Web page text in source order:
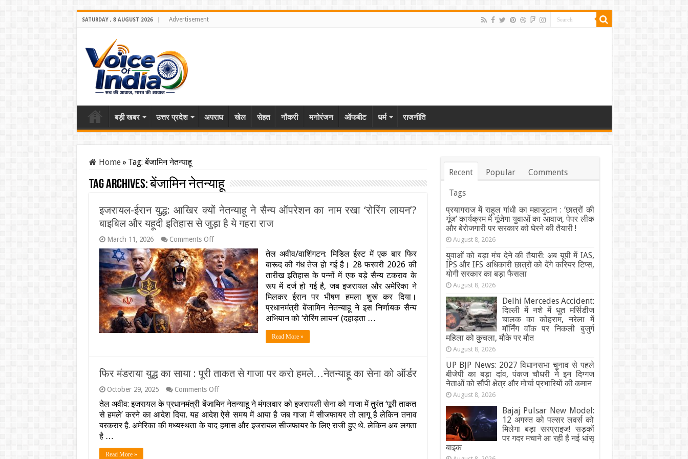
SATURDAY , 8 AUGUST 2026 Advertisement
बड़ी खबर उत्तर प्रदेश अपराध खेल सेहत नौकरी मनोरंजन ऑफबीट धर्म राजनीति
Home» Tag:बेंजामिन नेतन्याहू
Tag Archives:बेंजामिन नेतन्याहू
इजरायल-ईरान युद्ध: आखिर क्यों नेतन्याहू ने सैन्य ऑपरेशन का नाम रखा ‘रोरिंग लायन’?
बाइबिल और यहूदी इतिहास से जुड़ा है ये गहरा राज
March 11, 2026 Comments Offon
इजरायल-
ईरान
युद्ध:
आखिर
क्यों
नेतन्याहू
ने
सैन्य
ऑपरेशन
का
नाम
बाइबिल
और
यहूदी
से
जुड़ा
ये
तेल अवीव/वाशिंगटन: मिडिल ईस्ट में एक बार फिर
बारूद की गंध तेज हो गई है। 28 फरवरी 2026 की
तारीख इतिहास के पन्नों में एक बड़े सैन्य टकराव के
रूप में दर्ज हो गई है, जब इजरायल और अमेरिका ने
मिलकर ईरान पर भीषण हमला शुरू कर दिया।
प्रधानमंत्री बेंजामिन नेतन्याहू ने इस निर्णायक सैन्य
अभियान को ‘रोरिंग लायन’ (दहाड़ता …
Read More »
फिर मंडराया युद्ध का साया : पूरी ताकत से गाजा पर करो हमले…नेतन्‍याहू का सेना को ऑर्डर
October 29, 2025 Comments Offon
मंडराया
युद्ध
का
तेल अवीव: इजरायल के प्रधानमंत्री बेंजामिन नेतन्याहू ने मंगलवार को इजरायली सेना को गाजा में तुरंत ‘पूरी ताकत
से हमले’ करने का आदेश दिया. यह आदेश ऐसे समय में आया है जब गाजा में सीजफायर तो लागू है लेकिन तनाव
बरकरार है. अमेरिका की मध्‍यस्‍थता के बाद हमास और इजरायल सीजफायर के लिए राजी हुए थे. लेकिन अब लगता
है …
Read More »
Recent Popular Comments
Tags
प्रयागराज में राहुल गांधी का महाजुटान : ‘छात्रों की
गूंज’ कार्यक्रम में गूंजेगा युवाओं का आवाज, पेपर लीक
और बेरोजगारी पर सरकार को घेरने की तैयारी !
August 8, 2026
युवाओं को बड़ा मंच देने की तैयारी: अब यूपी में IAS,
IPS और IFS अधिकारी छात्रों को देंगे करियर टिप्स,
योगी सरकार का बड़ा फैसला
August 8, 2026
Delhi Mercedes Accident:
दिल्ली में नशे में धुत मर्सिडीज
चालक का कोहराम, नरेला में
मॉर्निंग वॉक पर निकली बुजुर्ग
महिला को कुचला, मौके पर मौत
August 8, 2026
UP BJP News: 2027 विधानसभा चुनाव से पहले
बीजेपी का बड़ा दांव, पंकज चौधरी ने इन दिग्गज
नेताओं को सौंपी क्षेत्र और मोर्चा प्रभारियों की कमान
August 8, 2026
Bajaj Pulsar New Model:
12 अगस्त को पल्सर लवर्स को
मिलेगा बड़ा सरप्राइज! सड़कों
पर गदर मचाने आ रही है नई धांसू
बाइक